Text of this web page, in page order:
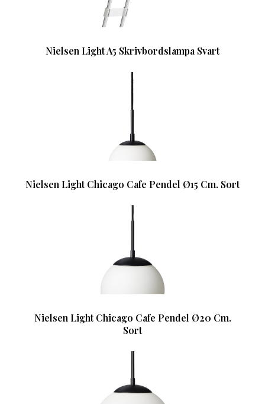
Nielsen Light A5 Skrivbordslampa Svart
Nielsen Light Chicago Cafe Pendel Ø15 Cm. Sort
Nielsen Light Chicago Cafe Pendel Ø20 Cm.
Sort